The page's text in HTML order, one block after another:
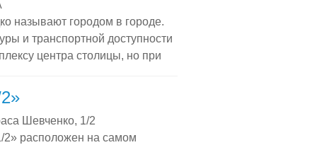
может любой желающий.
В настоящее время
[…]
называют городом в городе.
и транспортной доступности
центра столицы, но при
«Золотые ключи» Жилой
квартир, площадь которых
Шевченко, 1/2
расположен на самом